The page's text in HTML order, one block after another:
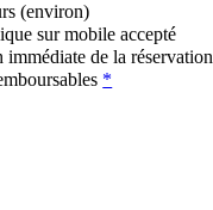
(environ)
sur mobile accepté
de la réservation
*